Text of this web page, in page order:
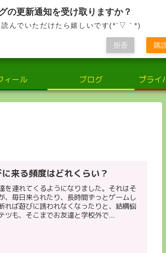
な感動。子供と共に歩む、喜びと学びの日々
子供の世界での喜びと学
ィール ブログ プライ
来る頻度はどれくらい？
を連れてくるようになりました。それはそ
、毎日来られたり、長時間ずっとゲームし
れば遊びに誘われなくなったりと、結構悩
ツも、そこまでお友達と学校外で...
の更新通知を受け取りますか？
読んでいただけたら嬉しいです(*´▽｀*)
拒否 購